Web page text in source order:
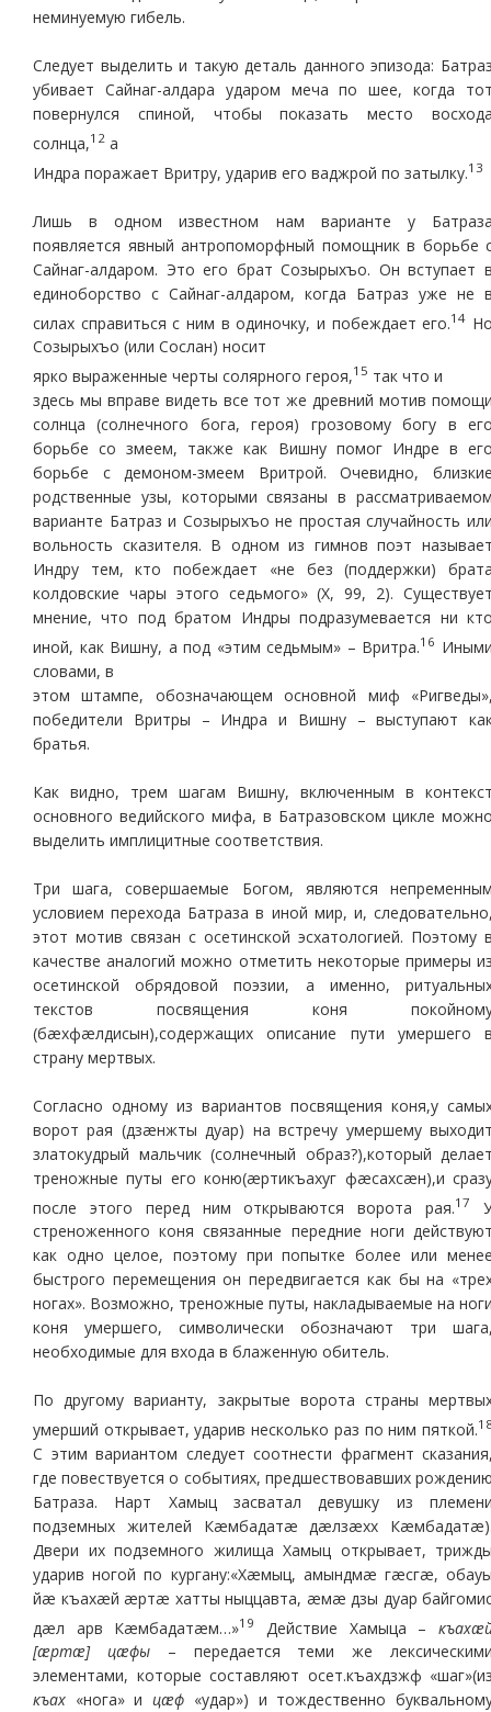
неминуемую гибель.
Следует выделить и такую деталь данного эпизода:
убивает Сайнаг-алдара ударом меча по шее, когда
повернулся спиной, чтобы показать место
солнца,12 а
Индра поражает Вритру, ударив его ваджрой по затылку.13
Лишь в одном известном нам варианте у
появляется явный антропоморфный помощник в борьбе
Сайнаг-алдаром. Это его брат Созырыхъо. Он вступает
единоборство с Сайнаг-алдаром, когда Батраз уже не
силах справиться с ним в одиночку, и побеждает его.14
Созырыхъо (или Сослан) носит
ярко выраженные черты солярного героя,15 так что и
здесь мы вправе видеть все тот же древний мотив
солнца (солнечного бога, героя) грозовому богу в
борьбе со змеем, также как Вишну помог Индре в
борьбе с демоном-змеем Вритрой. Очевидно,
родственные узы, которыми связаны в
варианте Батраз и Созырыхъо не простая случайность
вольность сказителя. В одном из гимнов поэт
Индру тем, кто побеждает «не без (поддержки)
колдовские чары этого седьмого» (Х, 99, 2).
мнение, что под братом Индры подразумевается ни
иной, как Вишну, а под «этим седьмым» – Вритра.16
словами, в
этом штампе, обозначающем основной миф
победители Вритры – Индра и Вишну – выступают
братья.
Как видно, трем шагам Вишну, включенным в
основного ведийского мифа, в Батразовском цикле
выделить имплицитные соответствия.
Три шага, совершаемые Богом, являются
условием перехода Батраза в иной мир, и,
этот мотив связан с осетинской эсхатологией. Поэтому
качестве аналогий можно отметить некоторые примеры
осетинской обрядовой поэзии, а именно,
текстов посвящения коня
(бæхфæлдисын),содержащих описание пути умершего
страну мертвых.
Согласно одному из вариантов посвящения коня,у
ворот рая (дзæнжты дуар) на встречу умершему
златокудрый мальчик (солнечный образ?),который
треножные путы его коню(æртикъахуг фæсахсæн),и
после этого перед ним открываются ворота рая.17
стреноженного коня связанные передние ноги
как одно целое, поэтому при попытке более или
быстрого перемещения он передвигается как бы на
ногах». Возможно, треножные путы, накладываемые на
коня умершего, символически обозначают три
необходимые для входа в блаженную обитель.
По другому варианту, закрытые ворота страны
умерший открывает, ударив несколько раз по ним пяткой.
С этим вариантом следует соотнести фрагмент
где повествуется о событиях, предшествовавших
Батраза. Нарт Хамыц засватал девушку из
подземных жителей Кæмбадатæ дæлзæхх
Двери их подземного жилища Хамыц открывает,
ударив ногой по кургану:«Хæмыц, амындмæ гæсгæ,
йæ къахæй æртæ хатты ныццавта, æмæ дзы дуар
дæл арв Кæмбадатæм…»19 Действие Хамыца –
[æртæ] цæфы– передается теми же
элементами, которые составляют осет.къахдзжф
къах «нога» ицæф «удар») и тождественно